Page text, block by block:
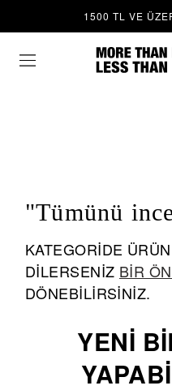
1500 TL VE
"Tümünü
KATEGORIDE
DILERSENIZ BIR
DÖNEBILIRSINIZ.
YENI